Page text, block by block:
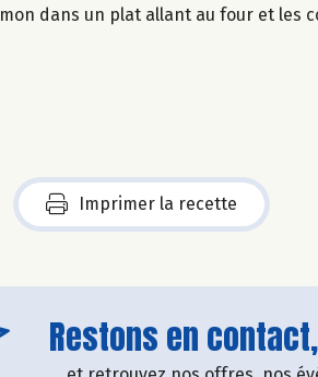
dans un plat allant au four et
Imprimer la recette
Restons en